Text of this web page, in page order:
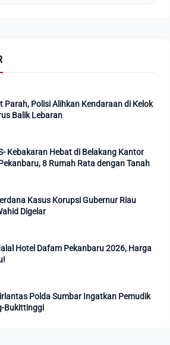
Parah, Polisi Alihkan Kendaraan di Kelok
Balik Lebaran
Kebakaran Hebat di Belakang Kantor
8 Rumah Rata dengan Tanah
Kasus Korupsi Gubernur Riau
Digelar
Hotel Dafam Pekanbaru 2026, Harga
Polda Sumbar Ingatkan Pemudik
Bukittinggi